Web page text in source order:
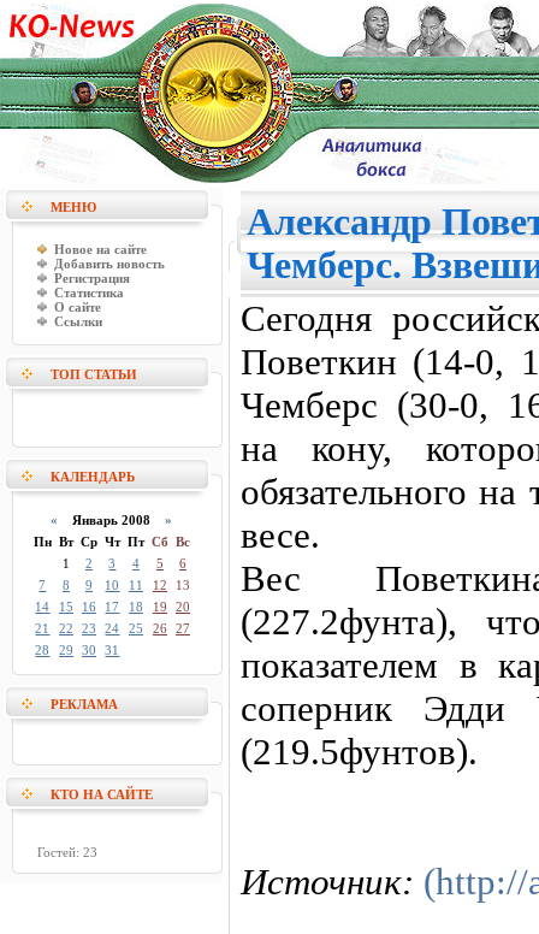
МЕНЮ
Новое на сайте
Добавить новость
Регистрация
Статистика
О сайте
Ссылки
ТОП СТАТЬИ
КАЛЕНДАРЬ
« Январь 2008»
Пн Вт Ср Чт Пт Сб Вс
1
2 3 4 5
6
7
8 9 10 11 12
13
14
15 16 17 18 19
20
21
22 23 24 25 26 27
28
29 30 31
РЕКЛАМА
КТО НА САЙТЕ
Гостей: 23
Александр
Чемберс.
Сегодня
Поветкин (14-0,
Чемберс (30-0,
на кону,
обязательного
весе.
Вес
(227.2фунта),
показателем в
соперник Эдди
(219.5фунтов).
Источник: (http://